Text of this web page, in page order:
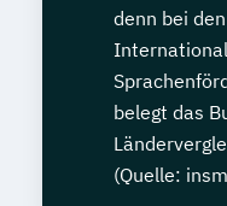
denn bei
belegt das
(Quelle: